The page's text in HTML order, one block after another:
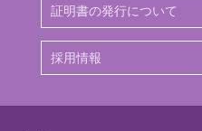
証明書の発行について
採用情報